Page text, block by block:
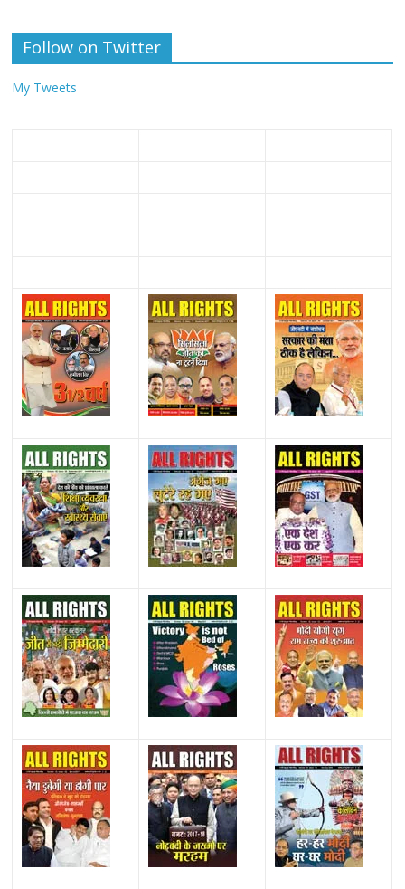
Follow on Twitter
My Tweets